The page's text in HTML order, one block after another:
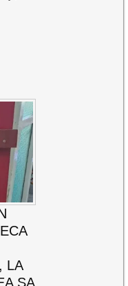
LA
SA